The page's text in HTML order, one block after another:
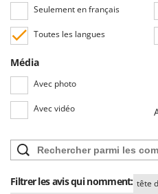
U
Unger
V
Verdemax
W
Waldner
Weber
Seulement en français
Toutes les langues
Média
Avec photo
Avec vidéo
Filtrer les avis qui nomment: tête